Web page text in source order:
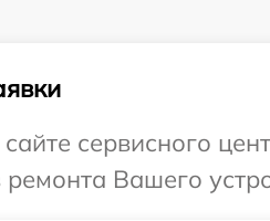
сайте сервисного
ремонта Вашего